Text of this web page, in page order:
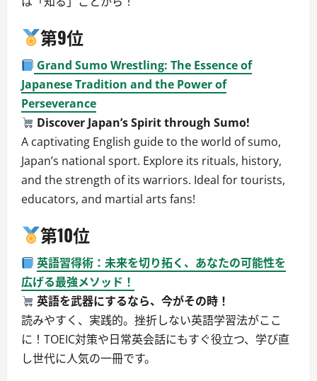
第9位
Grand Sumo Wrestling: The Essence of
Japanese Tradition and the Power of
Perseverance
Discover Japan’s Spirit through Sumo!
A captivating English guide to the world of sumo,
Japan’s national sport. Explore its rituals, history,
and the strength of its warriors. Ideal for tourists,
educators, and martial arts fans!
第10位
英語習得術：未来を切り拓く、あなたの可能性を
広げる最強メソッド！
英語を武器にするなら、今がその時！
読みやすく、実践的。挫折しない英語学習法がここ
に！TOEIC対策や日常英会話にもすぐ役立つ、学び直
し世代に人気の一冊です。